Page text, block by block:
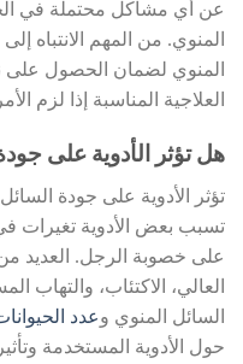
عن أي مشاكل محتملة في
المنوي. من المهم الانتباه
المنوي لضمان الحصول على
العلاجية المناسبة إذا لزم
هل تؤثر الأدوية على
تؤثر الأدوية على جودة
تسبب بعض الأدوية تغيرات في
على خصوبة الرجل. العديد
العالي، الاكتئاب، والتهاب
السائل المنوي وعدد
حول الأدوية المستخدمة